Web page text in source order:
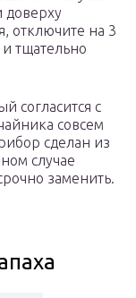
доверху
отключите на 3
и тщательно
согласится с
совсем
сделан из
случае
заменить.